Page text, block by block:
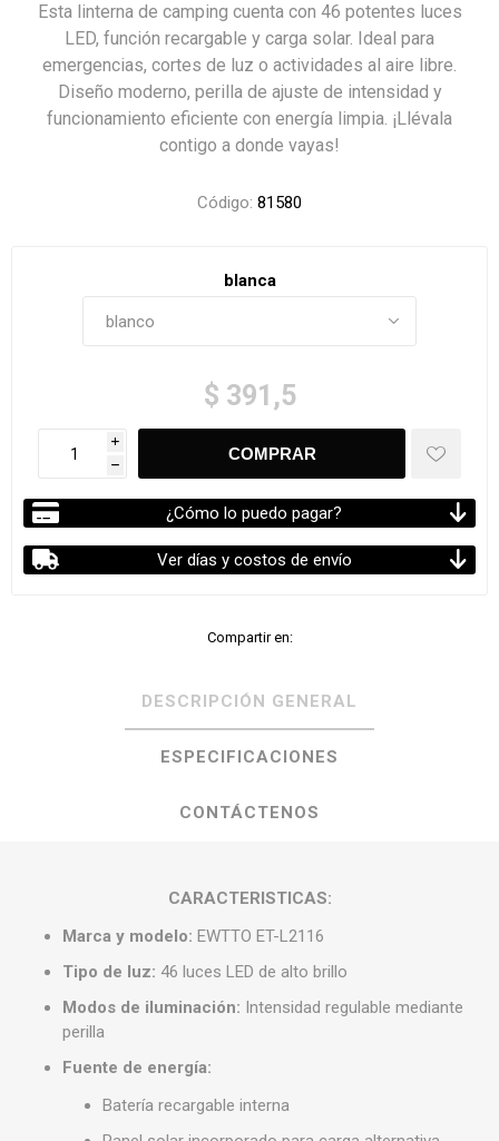
Esta linterna de camping cuenta con 46 potentes luces
LED, función recargable y carga solar. Ideal para
emergencias, cortes de luz o actividades al aire libre.
Diseño moderno, perilla de ajuste de intensidad y
funcionamiento eficiente con energía limpia. ¡Llévala
contigo a donde vayas!
Código: 81580
blanca
$ 391,5
i
h
¿Cómo lo puedo pagar?
Ver días y costos de envío
Compartir en:
DESCRIPCIÓN GENERAL
ESPECIFICACIONES
CONTÁCTENOS
CARACTERISTICAS:
Marca y modelo: EWTTO ET-L2116
Tipo de luz: 46 luces LED de alto brillo
Modos de iluminación: Intensidad regulable mediante
perilla
Fuente de energía:
Batería recargable interna